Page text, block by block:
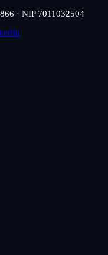
· NIP 7011032504